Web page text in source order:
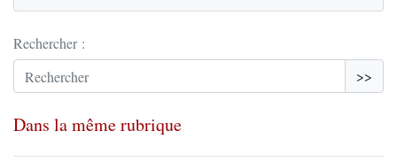
Rechercher :
>>
Dans la même rubrique